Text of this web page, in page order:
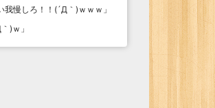
我慢しろ！！(´Д｀)ｗｗｗ 」
)ｗ 」